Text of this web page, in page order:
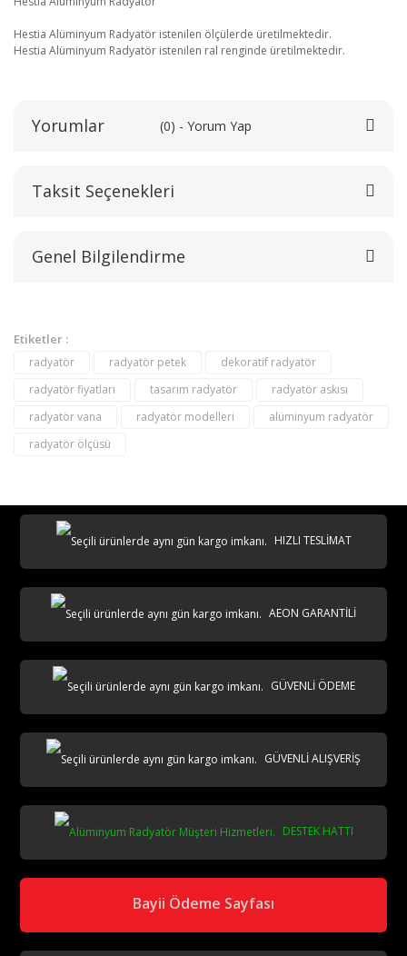
Hestia Alüminyum Radyatör istenilen ölçülerde üretilmektedir.
Hestia Alüminyum Radyatör istenilen ral renginde üretilmektedir.
Yorumlar (0) - Yorum Yap
Bu ürüne ilk yorumu siz yapın!
Yorum Yaz
Taksit Seçenekleri
Genel Bilgilendirme
aks
Etiketler :
radyatör radyatör petek
dekoratif radyatör
radyatör fiyatları
tasarım radyatör
radyatör askısı
radyatör vana
radyatör modelleri
alüminyum radyatör
radyatör ölçüsü
HIZLI TESLİMAT
AEON GARANTİLİ
GÜVENLİ ÖDEME
GÜVENLİ ALIŞVERİŞ
DESTEK HATTI
Bayii Ödeme Sayfası